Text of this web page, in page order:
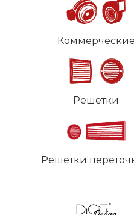
Решетки
Решетки